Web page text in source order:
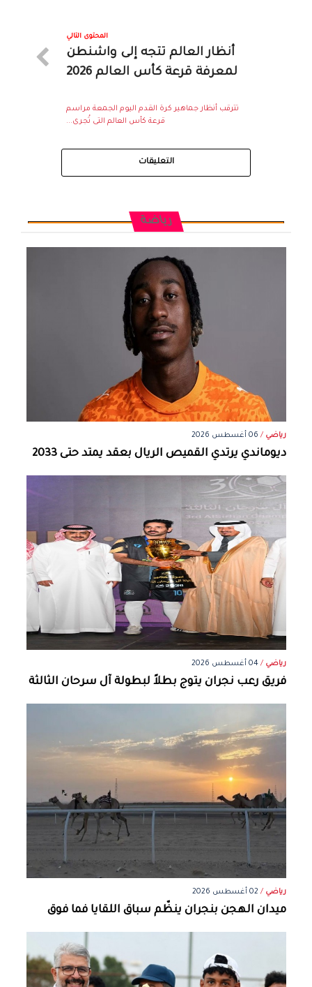
المحتوى التالي
أنظار العالم تتجه إلى واشنطن
لمعرفة قرعة كأس العالم 2026
تترقب أنظار جماهير كرة القدم اليوم الجمعة مراسم
قرعة كأس العالم التى تُجرى...
التعليقات
رياضة
رياضي / 06 أغسطس 2026
ديوماندي يرتدي القميص الريال بعقد يمتد حتى 2033
رياضي /04 أغسطس 2026
فريق رعب نجران يتوج بطلاً لبطولة آل سرحان الثالثة
رياضي / 02 أغسطس 2026
ميدان الهجن بنجران ينظّم سباق اللقايا فما فوق